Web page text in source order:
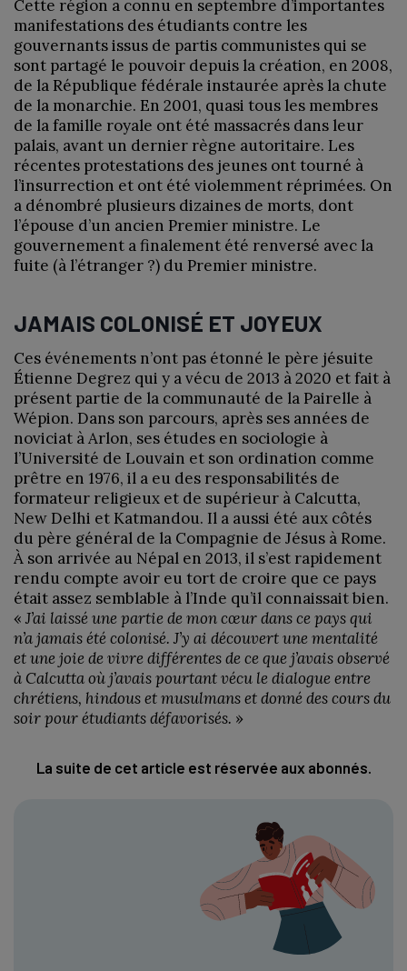
Cette région a connu en septembre d’importantes
manifestations des étudiants contre les
gouvernants issus de partis communistes qui se
sont partagé le pouvoir depuis la création, en 2008,
de la République fédérale instaurée après la chute
de la monarchie. En 2001, quasi tous les membres
de la famille royale ont été massacrés dans leur
palais, avant un dernier règne autoritaire. Les
récentes protestations des jeunes ont tourné à
l’insurrection et ont été violemment réprimées. On
a dénombré plusieurs dizaines de morts, dont
l’épouse d’un ancien Premier ministre. Le
gouvernement a finalement été renversé avec la
fuite (à l’étranger ?) du Premier ministre.
JAMAIS COLONISÉ ET JOYEUX
Ces événements n’ont pas étonné le père jésuite
Étienne Degrez qui y a vécu de 2013 à 2020 et fait à
présent partie de la communauté de la Pairelle à
Wépion. Dans son parcours, après ses années de
noviciat à Arlon, ses études en sociologie à
l’Université de Louvain et son ordination comme
prêtre en 1976, il a eu des responsabilités de
formateur religieux et de supérieur à Calcutta,
New Delhi et Katmandou. Il a aussi été aux côtés
du père général de la Compagnie de Jésus à Rome.
À son arrivée au Népal en 2013, il s’est rapidement
rendu compte avoir eu tort de croire que ce pays
était assez semblable à l’Inde qu’il connaissait bien.
« J’ai laissé une partie de mon cœur dans ce pays qui
n’a jamais été colonisé. J’y ai découvert une mentalité
et une joie de vivre différentes de ce que j’avais observé
à Calcutta où j’avais pourtant vécu le dialogue entre
chrétiens, hindous et musulmans et donné des cours du
soir pour étudiants défavorisés. »
La suite de cet article est réservée aux abonnés.